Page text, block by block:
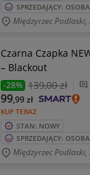
SPRZEDAJĄCY:
Międzyrzec
Czarna Czapka
– Blackout
-28% 139,00 zł
KUP TERAZ
99,99zł
STAN: NOWY
SPRZEDAJĄCY:
Międzyrzec